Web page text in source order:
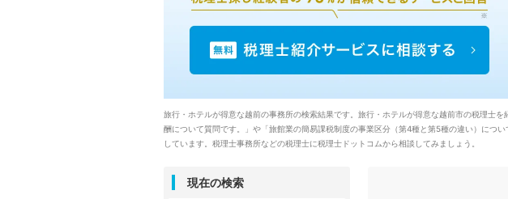
旅行・ホテルが得意な越前の事務所の検索結果です。旅行・ホテルが得意な越前市の税理士
酬について質問です。」や「旅館業の簡易課税制度の事業区分（第4種と第5種の違い）につ
しています。税理士事務所などの税理士に税理士ドットコムから相談してみましょう。
現在の検索